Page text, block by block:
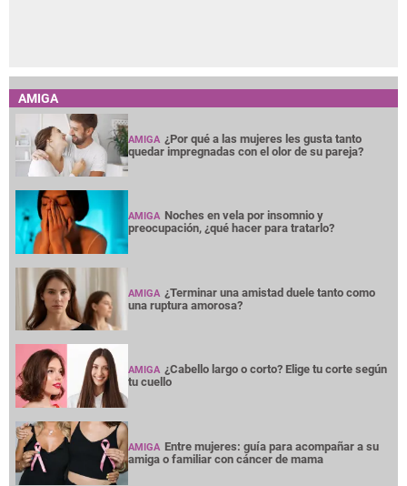
AMIGA
AMIGA ¿Por qué a las mujeres les gusta tanto
quedar impregnadas con el olor de su pareja?
AMIGA Noches en vela por insomnio y
preocupación, ¿qué hacer para tratarlo?
AMIGA ¿Terminar una amistad duele tanto como
una ruptura amorosa?
AMIGA ¿Cabello largo o corto? Elige tu corte según
tu cuello
AMIGA Entre mujeres: guía para acompañar a su
amiga o familiar con cáncer de mama